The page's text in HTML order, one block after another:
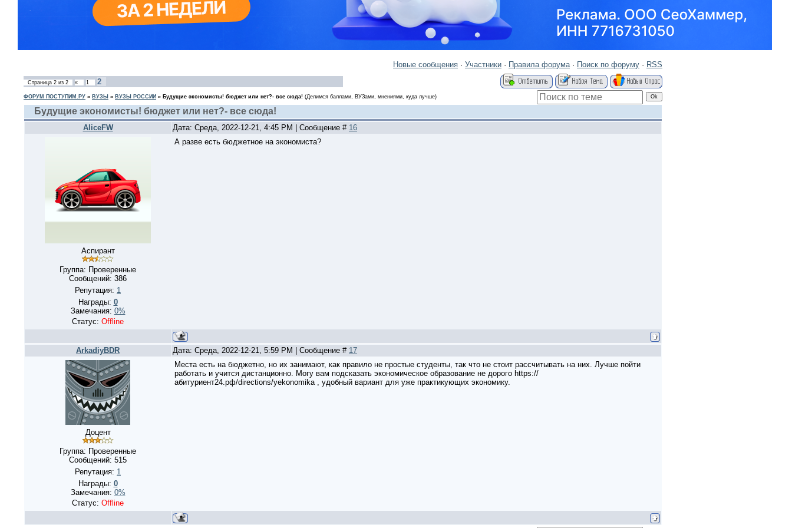
Новые сообщения · Участники · Правила форума· Поиск по форуму · RSS
Страница 2 из 2 « 1 2
ФОРУМ ПОСТУПИМ.РУ » ВУЗЫ » ВУЗЫ РОССИИ » Будущие экономисты! бюджет или нет?- все сюда! (Делимся баллами, ВУЗами, мнениями, куда лучше)
Будущие экономисты! бюджет или нет?- все сюда!
AliceFW Дата: Среда, 2022-12-21, 4:45 PM | Сообщение # 16
Аспирант
Группа: Проверенные
Сообщений: 386
Репутация: 1
Награды: 0
Замечания: 0%
Статус: Offline
А разве есть бюджетное на экономиста?
ArkadiyBDR Дата: Среда, 2022-12-21, 5:59 PM | Сообщение # 17
Доцент
Группа: Проверенные
Сообщений: 515
Репутация: 1
Награды: 0
Замечания: 0%
Статус: Offline
Места есть на бюджетно, но их занимают, как правило не простые студенты, так что не стоит рассчитывать на них. Лучше пойти
работать и учится дистанционно. Могу вам подсказать экономическое образование не дорого https://
абитуриент24.рф/directions/yekonomika , удобный вариант для уже практикующих экономику.